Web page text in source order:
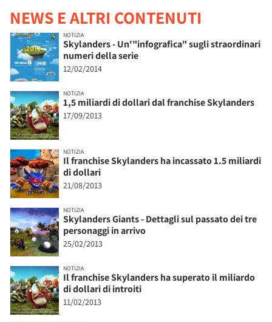
NEWS E ALTRI CONTENUTI
NOTIZIA
Skylanders - Un'"infografica" sugli straordinari
numeri della serie
12/02/2014
NOTIZIA
1,5 miliardi di dollari dal franchise Skylanders
17/09/2013
NOTIZIA
Il franchise Skylanders ha incassato 1.5 miliardi
di dollari
21/08/2013
NOTIZIA
Skylanders Giants - Dettagli sul passato dei tre
personaggi in arrivo
25/02/2013
NOTIZIA
Il franchise Skylanders ha superato il miliardo
di dollari di introiti
11/02/2013